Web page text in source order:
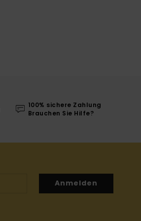
100% sichere Zahlung
Brauchen Sie Hilfe?
Anmelden